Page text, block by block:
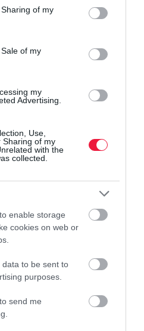
behaviour. You may click to
and its third-party tags to
purposes in below Google
of my
of my
my
Advertising.
Use,
Sharing of my
with the
collected.
enable storage
cookies on web or
to be sent to
purposes.
send me
az itthon is népszerű
a növekvő kereslete miatt
termeszteni. Például az
és Magyarországon is nő a